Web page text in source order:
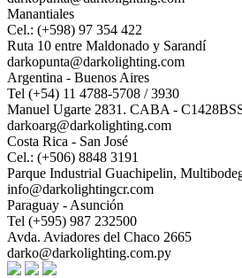
Manantiales
Cel.: (+598) 97 354 422
Ruta 10 entre Maldonado y Sarandí
darkopunta@darkolighting.com
Argentina - Buenos Aires
Tel (+54) 11 4788-5708 / 3930
Manuel Ugarte 2831. CABA -
darkoarg@darkolighting.com
Costa Rica - San José
Cel.: (+506) 8848 3191
Parque Industrial Guachipelin,
info@darkolightingcr.com
Paraguay - Asunción
Tel (+595) 987 232500
Avda. Aviadores del Chaco 2665
darko@darkolighting.com.py